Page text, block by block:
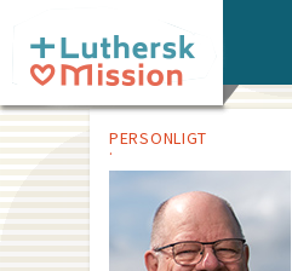
main
content
PERSONLIGT